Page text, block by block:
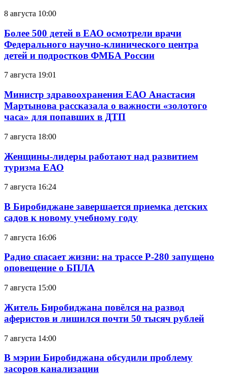
8 августа 10:00
Более 500 детей в ЕАО осмотрели врачи
Федерального научно-клинического центра
детей и подростков ФМБА России
7 августа 19:01
Министр здравоохранения ЕАО Анастасия
Мартынова рассказала о важности «золотого
часа» для попавших в ДТП
7 августа 18:00
Женщины-лидеры работают над развитием
туризма ЕАО
7 августа 16:24
В Биробиджане завершается приемка детских
садов к новому учебному году
7 августа 16:06
Радио спасает жизни: на трассе Р-280 запущено
оповещение о БПЛА
7 августа 15:00
Житель Биробиджана повёлся на развод
аферистов и лишился почти 50 тысяч рублей
7 августа 14:00
В мэрии Биробиджана обсудили проблему
засоров канализации